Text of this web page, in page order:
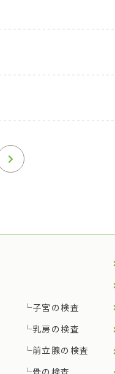
子宮の検査
乳房の検査
前立腺の検査
骨の検査